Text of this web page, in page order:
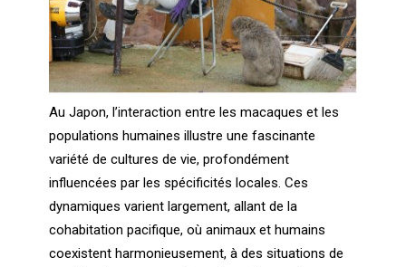
Au Japon, l’interaction entre les macaques et les
populations humaines illustre une fascinante
variété de cultures de vie, profondément
influencées par les spécificités locales. Ces
dynamiques varient largement, allant de la
cohabitation pacifique, où animaux et humains
coexistent harmonieusement, à des situations de